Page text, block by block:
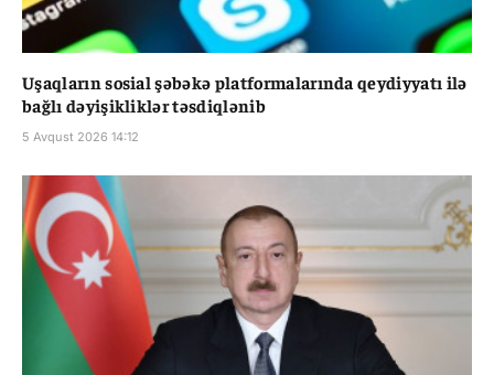
Uşaqların sosial şəbəkə platformalarında qeydiyyatı ilə
bağlı dəyişikliklər təsdiqlənib
5 Avqust 2026 14:12